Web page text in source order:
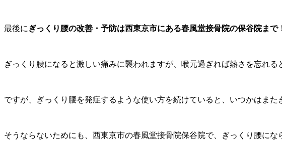
最後に ぎっくり腰の改善・予防は西東京市にある春風堂接骨院の保谷院まで
ぎっくり腰になると激しい痛みに襲われますが、喉元過ぎれば熱さを忘れ
ですが、ぎっくり腰を発症するような使い方を続けていると、いつかはまた
そうならないためにも、西東京市の春風堂接骨院保谷院で、ぎっくり腰にな